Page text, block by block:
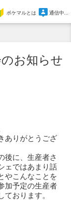
ポケマルとは 通信中...
お知らせ
ありがとうござ
後に、生産者さ
ェではあまり話
やこんなことを
加予定の生産者
おります。